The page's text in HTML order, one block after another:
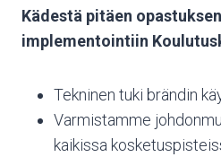
Kädestä pitäen
implementointiin
Tekninen tuki brändin
Varmistamme
kaikissa